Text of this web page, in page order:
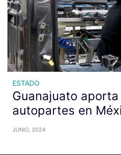
ESTADO
Guanajuato
autopartes en
JUNIO, 2024